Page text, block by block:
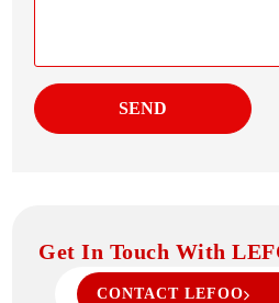
SEND
Get In Touch With
CONTACT LEFOO